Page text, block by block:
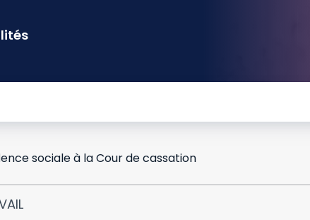
sociale à la Cour de cassation